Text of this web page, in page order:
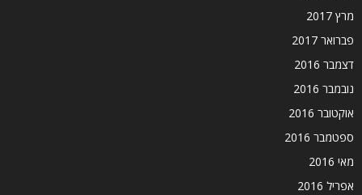
מרץ 2017
פברואר 2017
דצמבר 2016
נובמבר 2016
אוקטובר 2016
ספטמבר 2016
מאי 2016
אפריל 2016